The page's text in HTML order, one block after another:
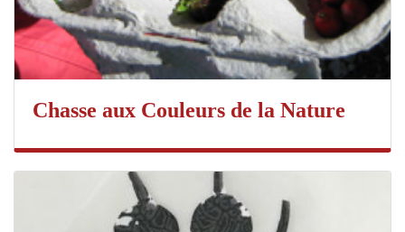
Chasse aux Couleurs de la Nature